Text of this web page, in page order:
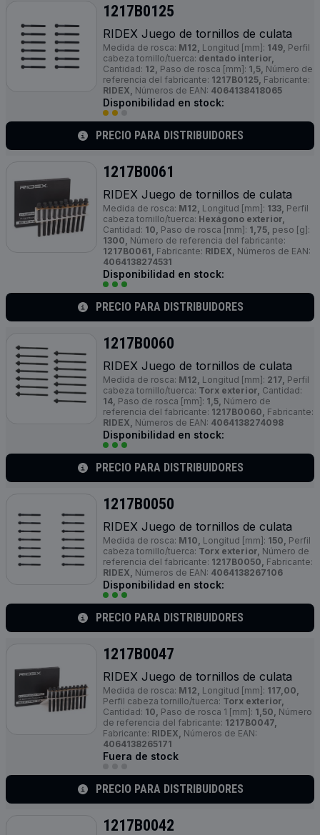
1217B0125
RIDEX Juego de tornillos de culata
Medida de rosca: M12, Longitud [mm]: 149, Perfil
cabeza tornillo/tuerca: dentado interior,
Cantidad: 12, Paso de rosca [mm]: 1,5, Número de
referencia del fabricante: 1217B0125, Fabricante:
RIDEX, Números de EAN: 4064138418065
Disponibilidad en stock:
PRECIO PARA DISTRIBUIDORES
1217B0061
RIDEX Juego de tornillos de culata
Medida de rosca: M12, Longitud [mm]: 133, Perfil
cabeza tornillo/tuerca: Hexágono exterior,
Cantidad: 10, Paso de rosca [mm]: 1,75, peso [g]:
1300, Número de referencia del fabricante:
1217B0061, Fabricante: RIDEX, Números de EAN:
4064138274531
Disponibilidad en stock:
PRECIO PARA DISTRIBUIDORES
1217B0060
RIDEX Juego de tornillos de culata
Medida de rosca: M12, Longitud [mm]: 217, Perfil
cabeza tornillo/tuerca: Torx exterior, Cantidad:
14, Paso de rosca [mm]: 1,5, Número de
referencia del fabricante: 1217B0060, Fabricante:
RIDEX, Números de EAN: 4064138274098
Disponibilidad en stock:
PRECIO PARA DISTRIBUIDORES
1217B0050
RIDEX Juego de tornillos de culata
Medida de rosca: M10, Longitud [mm]: 150, Perfil
cabeza tornillo/tuerca: Torx exterior, Número de
referencia del fabricante: 1217B0050, Fabricante:
RIDEX, Números de EAN: 4064138267106
Disponibilidad en stock:
PRECIO PARA DISTRIBUIDORES
1217B0047
RIDEX Juego de tornillos de culata
Medida de rosca: M12, Longitud [mm]: 117,00,
Perfil cabeza tornillo/tuerca: Torx exterior,
Cantidad: 10, Paso de rosca 1 [mm]: 1,50, Número
de referencia del fabricante: 1217B0047,
Fabricante: RIDEX, Números de EAN:
4064138265171
Fuera de stock
PRECIO PARA DISTRIBUIDORES
1217B0042